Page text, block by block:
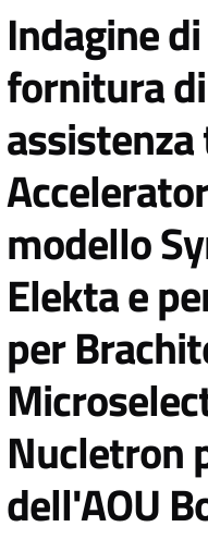
Indagine
fornitura
modello
Elekta e
per
Nucletron
dell'AOU